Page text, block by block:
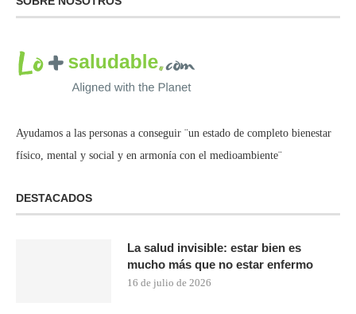
Ayudamos a las personas a conseguir ¨un estado de completo bienestar
físico, mental y social y en armonía con el medioambiente¨
DESTACADOS
La salud invisible: estar bien es
mucho más que no estar enfermo
16 de julio de 2026